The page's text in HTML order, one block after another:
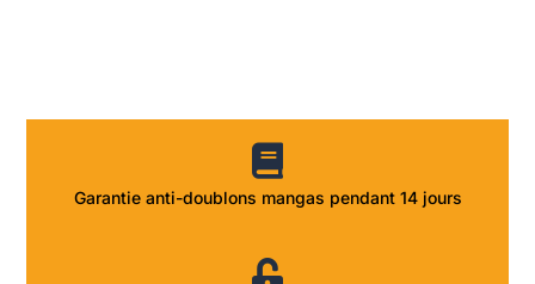
Garantie anti-doublons mangas pendant 14 jours